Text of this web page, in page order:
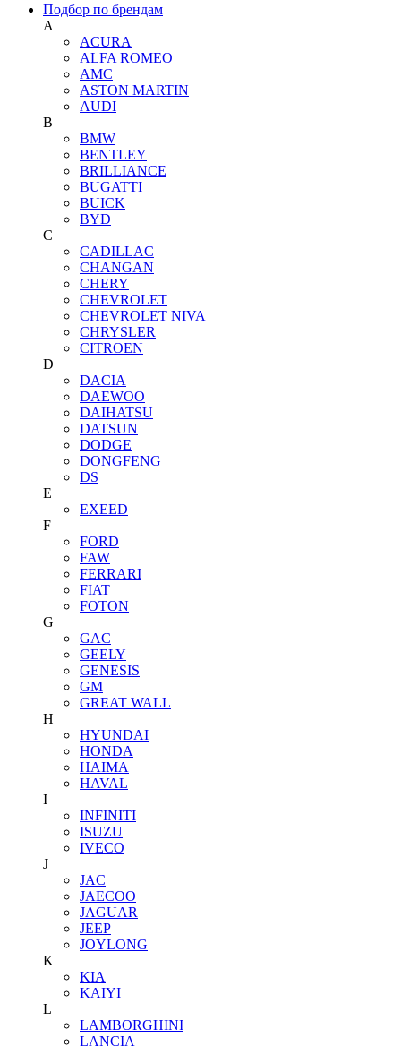
Подбор по брендам
A
ACURA
ALFA ROMEO
AMC
ASTON MARTIN
AUDI
B
BMW
BENTLEY
BRILLIANCE
BUGATTI
BUICK
BYD
C
CADILLAC
CHANGAN
CHERY
CHEVROLET
CHEVROLET NIVA
CHRYSLER
CITROEN
D
DACIA
DAEWOO
DAIHATSU
DATSUN
DODGE
DONGFENG
DS
E
EXEED
F
FORD
FAW
FERRARI
FIAT
FOTON
G
GAC
GEELY
GENESIS
GM
GREAT WALL
H
HYUNDAI
HONDA
HAIMA
HAVAL
I
INFINITI
ISUZU
IVECO
J
JAC
JAECOO
JAGUAR
JEEP
JOYLONG
K
KIA
KAIYI
L
LAMBORGHINI
LANCIA